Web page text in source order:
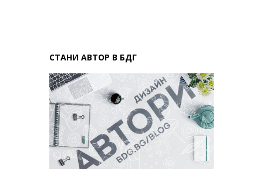
СТАНИ АВТОР В БДГ